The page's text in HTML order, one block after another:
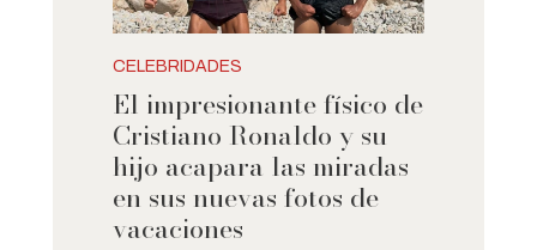
CELEBRIDADES
El impresionante físico de
Cristiano Ronaldo y su
hijo acapara las miradas
en sus nuevas fotos de
vacaciones